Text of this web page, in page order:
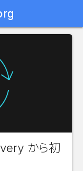
から初